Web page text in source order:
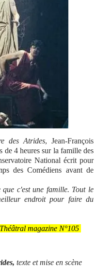
des Atrides, Jean-François
de 4 heures sur la famille des
National écrit pour
des Comédiens avant de
c'est une famille. Tout le
endroit pour faire du
magazine N°105
texte et mise en scène